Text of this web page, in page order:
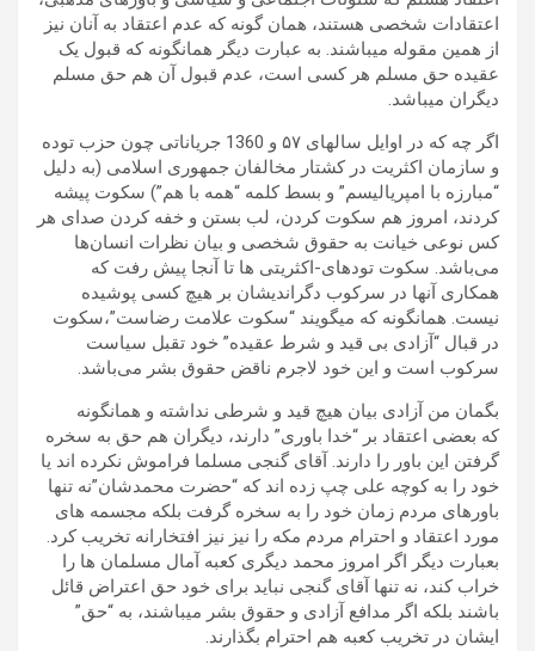
اعتقادات شخصی‌ هستند، همان گونه که عدم اعتقاد به آنان نیز
از همین مقوله میباشند. به عبارت دیگر همانگونه که قبول یک
عقیده حق مسلم هر کسی است، عدم قبول آن هم حق مسلم
دیگران میباشد.
اگر چه که در اوایل سالهای ۵۷ و 1360 جریاناتی چون حزب توده
و سازمان اکثریت در کشتار مخالفان جمهوری اسلامی (به دلیل
“مبارزه با امپریالیسم” و بسط کلمه “همه با هم”) سکوت پیشه
کردند، امروز هم سکوت کردن، لب بستن و خفه کردن صدای هر
کس‌ نوعی خیانت به حقوق شخصی‌ و بیان نظرات انسان‌ها
می‌باشد. سکوت تودهای-اکثریتی ها تا آنجا پیش رفت که
همکاری آنها در سرکوب دگراندیشان بر هیچ کسی پوشیده
نیست. همانگونه که میگویند “سکوت علامت رضاست”،سکوت
در قبال “آزادی بی قید و شرط عقیده” خود تقبل سیاست
سرکوب است و این خود لاجرم ناقض حقوق بشر می‌باشد.
بگمان من آزادی بیان هیچ قید و شرطی نداشته و همانگونه
که بعضی‌ اعتقاد بر “خدا باوری” دارند، دیگران هم حق به سخره
گرفتن این باور را دارند. آقای گنجی مسلما فراموش نکرده اند یا
خود را به کوچه علی چپ زده اند که “حضرت محمدشان”نه تنها
باورهای مردم زمان خود را به سخره گرفت بلکه مجسمه های
مورد اعتقاد و احترام مردم مکه را نیز نیز افتخارانه تخریب کرد.
بعبارت دیگر اگر امروز محمد دیگری کعبه آمال مسلمان ها را
خراب کند، نه تنها آقای گنجی نباید برای خود حق اعتراض قائل
باشند بلکه اگر مدافع آزادی و حقوق بشر میباشند، به “حق”
ایشان در تخریب کعبه هم احترام بگذارند.